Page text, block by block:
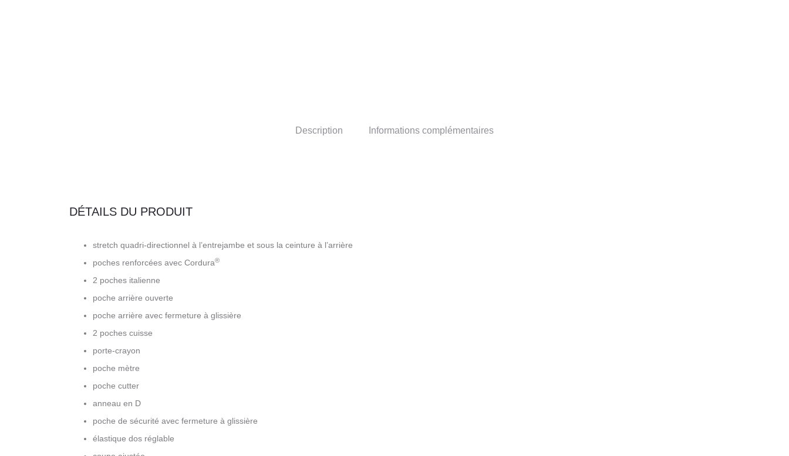
Description Informations complémentaires
DÉTAILS DU PRODUIT
stretch quadri-directionnel à l’entrejambe et sous la ceinture à l’arrière
poches renforcées avec Cordura®
2 poches italienne
poche arrière ouverte
poche arrière avec fermeture à glissière
2 poches cuisse
porte-crayon
poche mètre
poche cutter
anneau en D
poche de sécurité avec fermeture à glissière
élastique dos réglable